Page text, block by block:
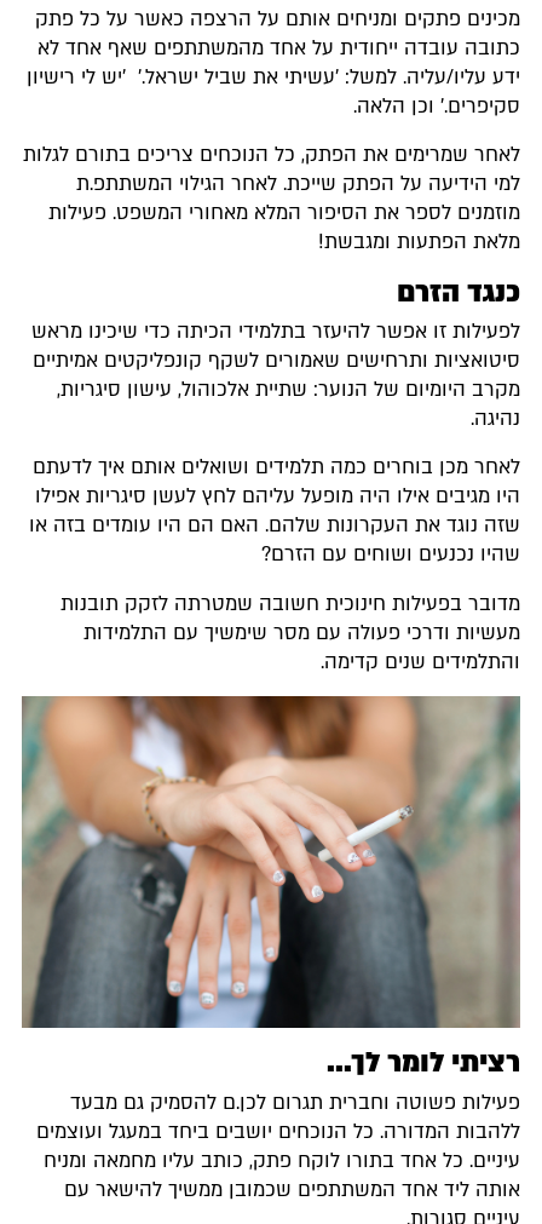
מכינים פתקים ומניחים אותם על הרצפה כאשר על כל פתק
כתובה עובדה ייחודית על אחד מהמשתתפים שאף אחד לא
ידע עליו/עליה. למשל: 'עשיתי את שביל ישראל.' 'יש לי רישיון
סקיפרים.' וכן הלאה.
לאחר שמרימים את הפתק, כל הנוכחים צריכים בתורם לגלות
למי הידיעה על הפתק שייכת. לאחר הגילוי המשתתפ.ת
מוזמנים לספר את הסיפור המלא מאחורי המשפט. פעילות
מלאת הפתעות ומגבשת!
כנגד הזרם
לפעילות זו אפשר להיעזר בתלמידי הכיתה כדי שיכינו מראש
סיטואציות ותרחישים שאמורים לשקף קונפליקטים אמיתיים
מקרב היומיום של הנוער: שתיית אלכוהול, עישון סיגריות,
נהיגה.
לאחר מכן בוחרים כמה תלמידים ושואלים אותם איך לדעתם
היו מגיבים אילו היה מופעל עליהם לחץ לעשן סיגריות אפילו
שזה נוגד את העקרונות שלהם. האם הם היו עומדים בזה או
שהיו נכנעים ושוחים עם הזרם?
מדובר בפעילות חינוכית חשובה שמטרתה לזקק תובנות
מעשיות ודרכי פעולה עם מסר שימשיך עם התלמידות
והתלמידים שנים קדימה.
רציתי לומר לך...
פעילות פשוטה וחברית תגרום לכן.ם להסמיק גם מבעד
ללהבות המדורה. כל הנוכחים יושבים ביחד במעגל ועוצמים
עיניים. כל אחד בתורו לוקח פתק, כותב עליו מחמאה ומניח
אותה ליד אחד המשתתפים שכמובן ממשיך להישאר עם